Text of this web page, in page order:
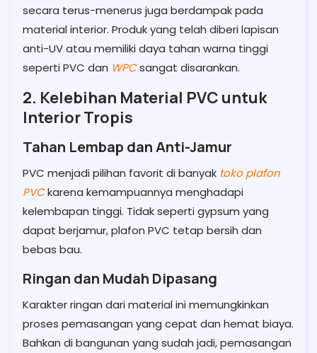
secara terus-menerus juga berdampak pada
material interior. Produk yang telah diberi lapisan
anti-UV atau memiliki daya tahan warna tinggi
seperti PVC dan WPCsangat disarankan.
2. Kelebihan Material PVC untuk
Interior Tropis
Tahan Lembap dan Anti-Jamur
PVC menjadi pilihan favorit di banyak toko plafon
PVCkarena kemampuannya menghadapi
kelembapan tinggi. Tidak seperti gypsum yang
dapat berjamur, plafon PVC tetap bersih dan
bebas bau.
Ringan dan Mudah Dipasang
Karakter ringan dari material ini memungkinkan
proses pemasangan yang cepat dan hemat biaya.
Bahkan di bangunan yang sudah jadi, pemasangan